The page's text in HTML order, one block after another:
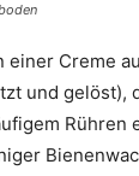
Creme
und gelöst),
Rühren